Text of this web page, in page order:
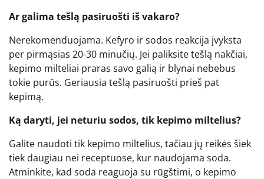
Ar galima tešlą pasiruošti iš vakaro?
Nerekomenduojama. Kefyro ir sodos reakcija įvyksta
per pirmąsias 20-30 minučių. Jei paliksite tešlą nakčiai,
kepimo milteliai praras savo galią ir blynai nebebus
tokie purūs. Geriausia tešlą pasiruošti prieš pat
kepimą.
Ką daryti, jei neturiu sodos, tik kepimo miltelius?
Galite naudoti tik kepimo miltelius, tačiau jų reikės šiek
tiek daugiau nei receptuose, kur naudojama soda.
Atminkite, kad soda reaguoja su rūgštimi, o kepimo